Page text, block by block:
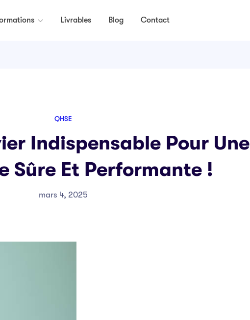
Livrables Blog Contact
QHSE
Indispensable Pour Une
Sûre Et Performante !
mars 4, 2025